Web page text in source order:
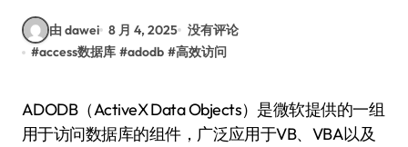
由 dawei 8 月 4, 2025 没有评论
#access数据库 #adodb #高效访问
ADODB（ActiveX Data Objects）是微软提供的一组
用于访问数据库的组件，广泛应用于VB、VBA以及